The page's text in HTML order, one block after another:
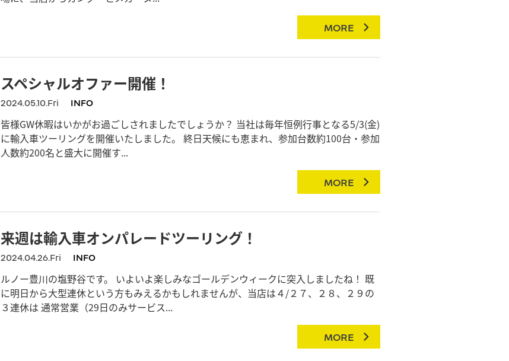
MORE
スペシャルオファー開催！
2024.05.10.Fri INFO
皆様GW休暇はいかがお過ごしされましたでしょうか？ 当社は毎年恒例行事となる5/3(金)
に輸入車ツーリングを開催いたしました。 終日天候にも恵まれ、参加台数約100台・参加
人数約200名と盛大に開催す...
MORE
来週は輸入車オンパレードツーリング！
2024.04.26.Fri INFO
ルノー豊川の塩野谷です。 いよいよ楽しみなゴールデンウィークに突入しましたね！ 既
に明日から大型連休という方もみえるかもしれませんが、当店は４/２７、２８、２９の
３連休は 通常営業（29日のみサービス...
MORE